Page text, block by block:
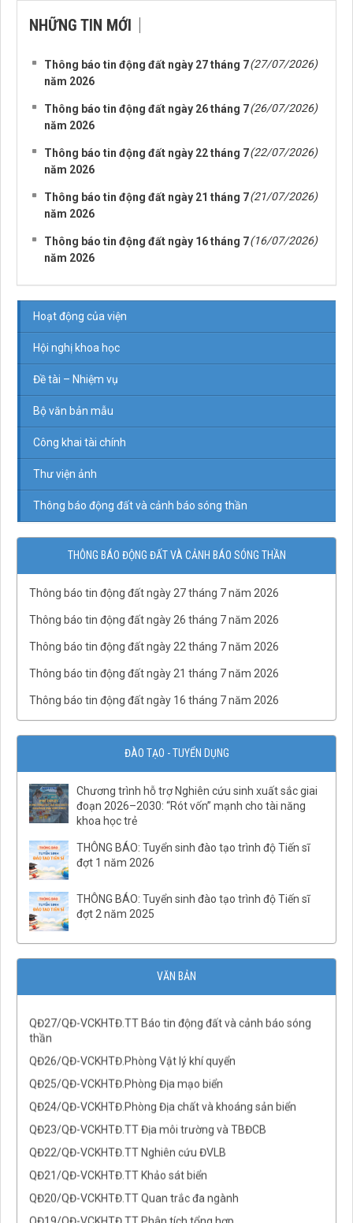
NHỮNG TIN MỚI
Thông báo tin động đất ngày 27 tháng 7
năm 2026
(27/07/2026)
Thông báo tin động đất ngày 26 tháng 7
năm 2026
(26/07/2026)
Thông báo tin động đất ngày 22 tháng 7
năm 2026
(22/07/2026)
Thông báo tin động đất ngày 21 tháng 7
năm 2026
(21/07/2026)
Thông báo tin động đất ngày 16 tháng 7
năm 2026
(16/07/2026)
Hoạt động của viện
Hội nghị khoa học
Đề tài – Nhiệm vụ
Bộ văn bản mẫu
Công khai tài chính
Thư viện ảnh
Thông báo động đất và cảnh báo sóng thần
THÔNG BÁO ĐỘNG ĐẤT VÀ CẢNH BÁO SÓNG THẦN
Thông báo tin động đất ngày 27 tháng 7 năm 2026
Thông báo tin động đất ngày 26 tháng 7 năm 2026
Thông báo tin động đất ngày 22 tháng 7 năm 2026
Thông báo tin động đất ngày 21 tháng 7 năm 2026
Thông báo tin động đất ngày 16 tháng 7 năm 2026
ĐÀO TẠO - TUYỂN DỤNG
Chương trình hỗ trợ Nghiên cứu sinh xuất sắc giai
đoạn 2026–2030: “Rót vốn” mạnh cho tài năng
khoa học trẻ
THÔNG BÁO: Tuyển sinh đào tạo trình độ Tiến sĩ
đợt 1 năm 2026
THÔNG BÁO: Tuyển sinh đào tạo trình độ Tiến sĩ
đợt 2 năm 2025
VĂN BẢN
QĐ03/QĐ-VCKHTĐ.Phòng Thạch luận và Sinh khoáng
QĐ số 07-QĐ/VHLKHCNVN Quy tắc ứng xử của cán bộ, viên
chức và người lao động Viện Hàn lâm Khoa học và Công
nghệ Việt Nam
QĐ02/QĐ-VCKHTĐ.Phòng Quản lý tổng hợp
QĐ32/QĐ-VCKHTĐ.Phòng Vật lý địa chất
QĐ31/QĐ-VCKHTĐ.Phòng Điện ly
QĐ30/QĐ-VCKHTĐ.Phòng Địa từ
QĐ29/QĐ-VCKHTĐ.Phòng Địa chấn
thần